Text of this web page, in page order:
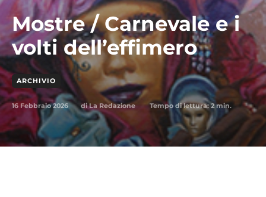
Mostre / Carnevale e i
volti dell’effimero
ARCHIVIO
16 Febbraio 2026 di La Redazione Tempo di lettura:2min.